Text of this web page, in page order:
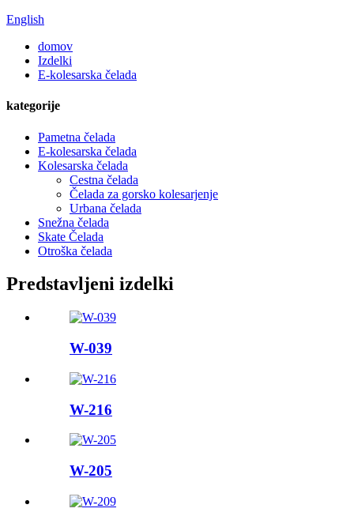
English
domov
Izdelki
E-kolesarska čelada
kategorije
Pametna čelada
E-kolesarska čelada
Kolesarska čelada
Cestna čelada
Čelada za gorsko kolesarjenje
Urbana čelada
Snežna čelada
Skate Čelada
Otroška čelada
Predstavljeni izdelki
W-039
W-216
W-205